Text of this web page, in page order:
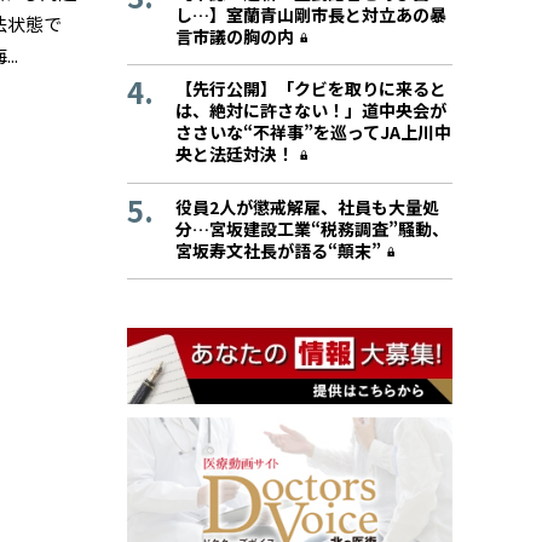
状態で
し…】室蘭青山剛市長と対立あの暴
言市議の胸の内
【先行公開】「クビを取りに来ると
は、絶対に許さない！」道中央会が
ささいな“不祥事”を巡ってJA上川中
央と法廷対決！
役員2人が懲戒解雇、社員も大量処
分…宮坂建設工業“税務調査”騒動、
宮坂寿文社長が語る“顛末”